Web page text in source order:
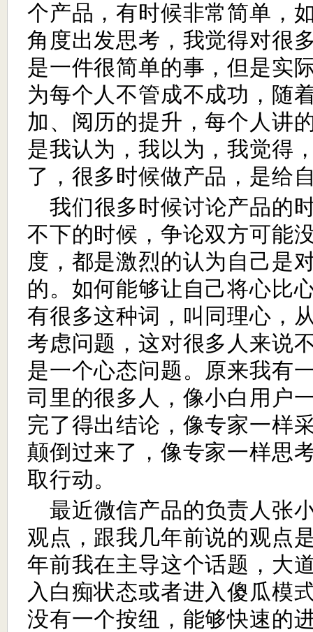
个产品，有时候非常简单，
角度出发思考，我觉得对很
是一件很简单的事，但是实
为每个人不管成不成功，随
加、阅历的提升，每个人讲
是我认为，我以为，我觉得
了，很多时候做产品，是给
我们很多时候讨论产品的
不下的时候，争论双方可能
度，都是激烈的认为自己是
的。如何能够让自己将心比
有很多这种词，叫同理心，
考虑问题，这对很多人来说
是一个心态问题。原来我有
司里的很多人，像小白用户
完了得出结论，像专家一样
颠倒过来了，像专家一样思
取行动。
最近微信产品的负责人张
观点，跟我几年前说的观点
年前我在主导这个话题，大
入白痴状态或者进入傻瓜模
没有一个按纽，能够快速的